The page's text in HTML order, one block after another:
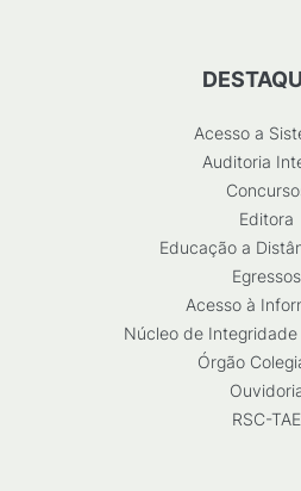
Acesso a
Auditoria
Editora
Educação a
Egressos
Acesso à
Núcleo de Integridade
Órgão
RSC-TAE